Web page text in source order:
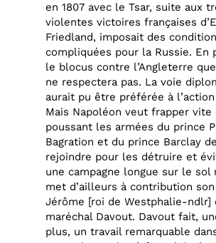
en 1807 avec le Tsar, suite aux
violentes victoires françaises
Friedland, imposait des
compliquées pour la Russie. En
le blocus contre l’Angleterre
ne respectera pas. La voie
aurait pu être préférée à
Mais Napoléon veut frapper
poussant les armées du prince
Bagration et du prince Barclay
rejoindre pour les détruire et
une campagne longue sur le sol
met d’ailleurs à contribution
Jérôme [roi de Westphalie-ndlr]
maréchal Davout. Davout fait,
plus, un travail remarquable